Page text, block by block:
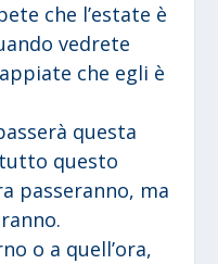
che l’estate è
vedrete
che egli è
questa
questo
passeranno, ma
o a quell’ora,